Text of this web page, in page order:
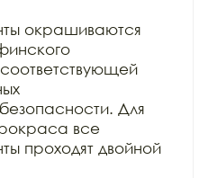
окрашиваются
соответствующей
Для
все
проходят двойной